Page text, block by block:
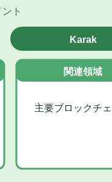
ト
Karak
関連領域
主要ブロックチ